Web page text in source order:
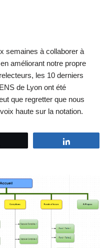
semaines à collaborer à
améliorant notre propre
les 10 derniers
de Lyon ont été
que regretter que nous
haute sur la notation.